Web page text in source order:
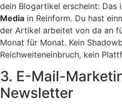
dein Blogartikel erscheint: Das
Media in Reinform. Du hast
der Artikel arbeitet von da an
Monat für Monat. Kein
Reichweiteneinbruch, kein
3. E-Mail-
Newsletter